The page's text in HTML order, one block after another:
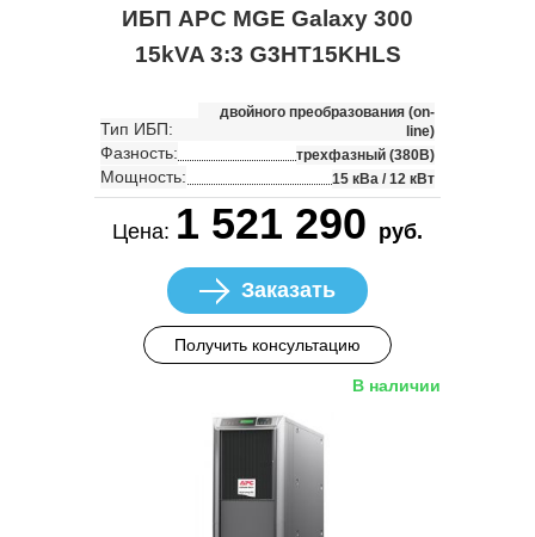
ИБП APC MGE Galaxy 300
15kVA 3:3 G3HT15KHLS
Тип ИБП:
двойного преобразования (on-
line)
Фазность: трехфазный (380В)
Мощность: 15 кВа / 12 кВт
Цена: 1 521 290 руб.
Заказать
Получить консультацию
В наличии